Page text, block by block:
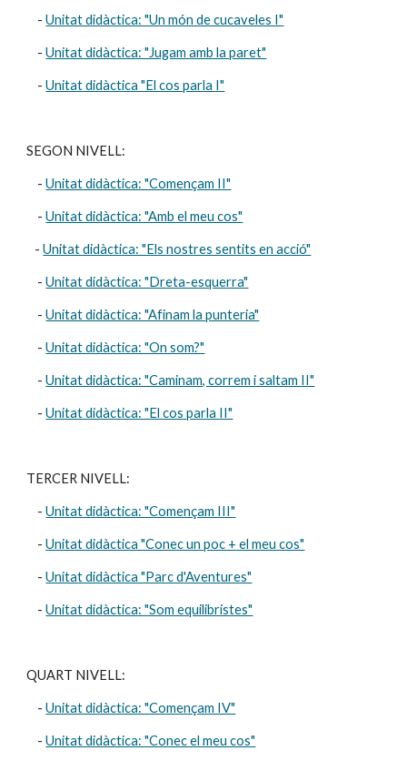
    -
Unitat didàctica: "Un món de cucaveles I"
    -
Unitat didàctica: "Jugam amb la paret"
    -
Unitat didàctica "El cos parla I"
SEGON NIVELL:
    -
Unitat didàctica: "Començam II"
    -
Unitat didàctica: "Amb el meu cos"
   -
Unitat didàctica: "Els nostres sentits en acció"
    -
Unitat didàctica: "Dreta-esquerra"
    -
Unitat didàctica: "Afinam la punteria"
    -
Unitat didàctica: "On som?"
    -
Unitat didàctica: "Caminam, correm i saltam II"
    -
Unitat didàctica: "El cos parla II"
TERCER NIVELL:
    -
Unitat didàctica: "Començam III"
    -
Unitat didàctica "Conec un poc + el meu cos"
    -
Unitat didàctica "Parc d'Aventures"
    -
Unitat didàctica: "Som equilibristes"
QUART NIVELL:
    -
Unitat didàctica: "Començam IV"
    -
Unitat didàctica: "Conec el meu cos"